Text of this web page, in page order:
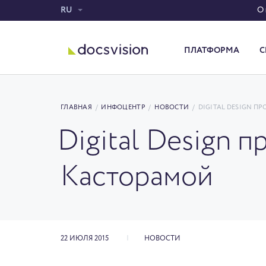
RU О
ПЛАТФОРМА
ГЛАВНАЯ / ИНФОЦЕНТР / НОВОСТИ / DIGITAL DESIGN
Digital Design
Касторамой
22 ИЮЛЯ 2015 НОВОСТИ